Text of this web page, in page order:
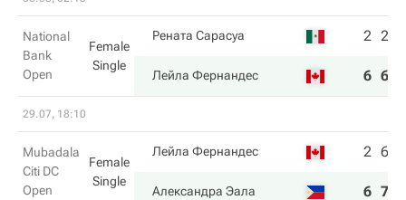
National
Bank
Open
Female
Single
Рената Сарасуа 2 2
Лейла Фернандес 6 6
29.07, 18:10
Mubadala
Citi DC
Open
Female
Single
Лейла Фернандес 2 6
Александра Эала 6 7